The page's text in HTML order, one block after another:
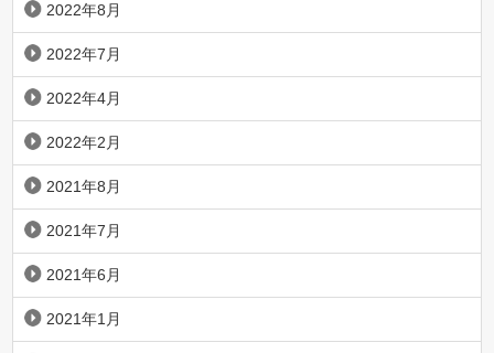
2022年8月
2022年7月
2022年4月
2022年2月
2021年8月
2021年7月
2021年6月
2021年1月